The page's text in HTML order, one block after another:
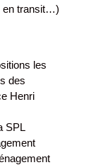
en transit…)
les
des
Henri
SPL